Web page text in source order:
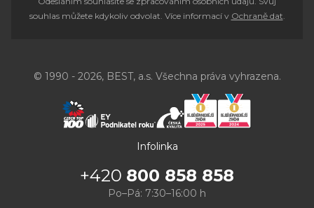
souhlas můžete kdykoliv odvolat. Více informací v Ochraně dat.
© 1990 - 2026, BEST, a.s. Všechna práva vyhrazena.
Infolinka
+420 800 858 858
Po–Pá: 7:30–16:00 h